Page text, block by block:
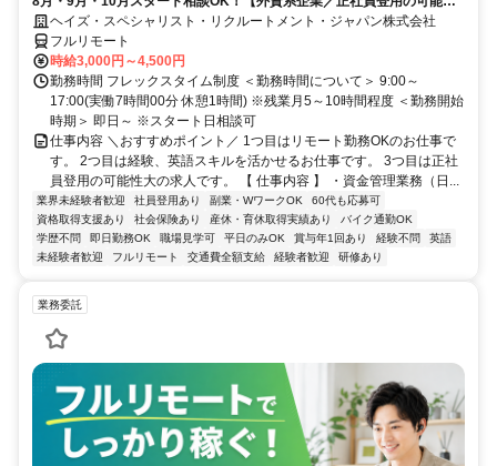
大／700万～800万／リモート勤務OK】経理財務
ヘイズ・スペシャリスト・リクルートメント・ジャパン株式会社
フルリモート
時給3,000円～4,500円
勤務時間 フレックスタイム制度 ＜勤務時間について＞ 9:00～
17:00(実働7時間00分 休憩1時間) ※残業月5～10時間程度 ＜勤務開始
時期＞ 即日～ ※スタート日相談可
仕事内容 ＼おすすめポイント／ 1つ目はリモート勤務OKのお仕事で
す。 2つ目は経験、英語スキルを活かせるお仕事です。 3つ目は正社
員登用の可能性大の求人です。 【 仕事内容 】 ・資金管理業務（日...
業界未経験者歓迎 社員登用あり 副業・WワークOK
60代も応募可
資格取得支援あり
社会保険あり 産休・育休取得実績あり
バイク通勤OK
学歴不問
即日勤務OK 職場見学可 平日のみOK 賞与年1回あり 経験不問
英語
未経験者歓迎
フルリモート 交通費全額支給 経験者歓迎 研修あり
業務委託